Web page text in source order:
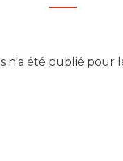
n'a été publié pour